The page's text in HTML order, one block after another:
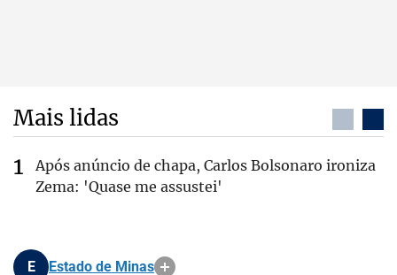
Mais lidas
Após anúncio de chapa, Carlos Bolsonaro ironiza
Zema: 'Quase me assustei'
E Estado de Minas